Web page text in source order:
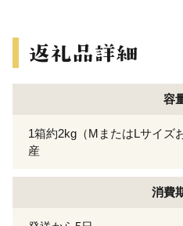
容
1箱約2kg（MまたはLサイズ
産
消費